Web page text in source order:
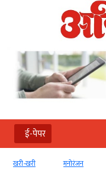
ई-पेपर
खरी-खरी मनोरंजन